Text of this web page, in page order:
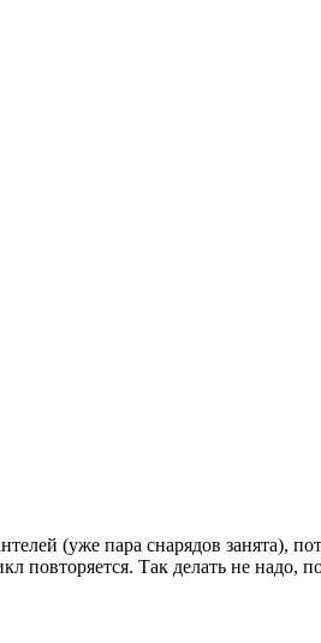
(уже пара снарядов занята),
повторяется. Так делать не надо,